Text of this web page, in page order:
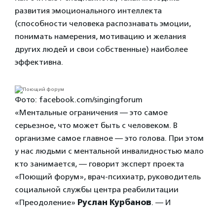
развития эмоционального интеллекта
(способности человека распознавать эмоции,
понимать намерения, мотивацию и желания
других людей и свои собственные) наиболее
эффективна.
Фото: facebook.com/singingforum
«Ментальные ограничения — это самое
серьезное, что может быть с человеком. В
организме самое главное — это голова. При этом
у нас людьми с ментальной инвалидностью мало
кто занимается, — говорит эксперт проекта
«Поющий форум», врач-психиатр, руководитель
социальной службы центра реабилитации
«Преодоление» Руслан Курбанов. — И